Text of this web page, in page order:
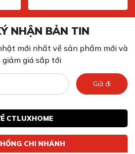
NHẬN BẢN TIN
mới nhất về sản phẩm mới và
giá sắp tới
Gửi đi
CTLUXHOME
CHI NHÁNH